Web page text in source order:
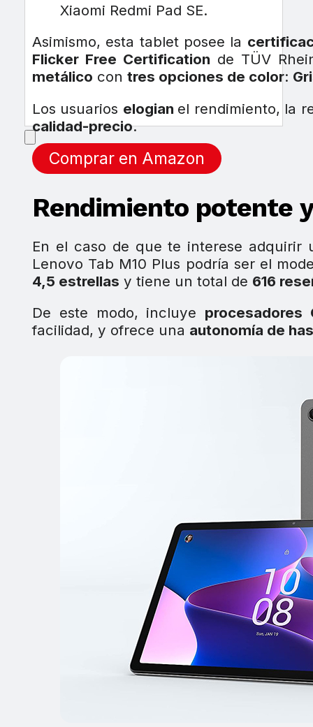
Xiaomi Redmi Pad SE.
Asimismo, esta tablet posee la
Flicker Free Certification de TÜV
metálico con tres opciones de color:
Los usuarios elogian el rendimiento, la
calidad-precio.
Comprar en Amazon
Rendimiento potente
En el caso de que te interese
Lenovo Tab M10 Plus podría ser el
4,5 estrellas y tiene un total de 616
De este modo, incluye procesadores
facilidad, y ofrece una autonomía de